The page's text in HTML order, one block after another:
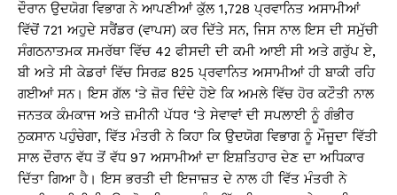
ਦੌਰਾਨ ਉਦਯੋਗ ਵਿਭਾਗ ਨੇ ਆਪਣੀਆਂ ਕੁੱਲ 1,728 ਪ੍ਰਵਾਨਿਤ ਅਸਾਮੀਆਂ
ਵਿੱਚੋਂ 721 ਅਹੁਦੇ ਸਰੈਂਡਰ (ਵਾਪਸ) ਕਰ ਦਿੱਤੇ ਸਨ, ਜਿਸ ਨਾਲ ਇਸ ਦੀ ਸਮੁੱਚੀ
ਸੰਗਠਨਾਤਮਕ ਸਮਰੱਥਾ ਵਿੱਚ 42 ਫੀਸਦੀ ਦੀ ਕਮੀ ਆਈ ਸੀ ਅਤੇ ਗਰੁੱਪ ਏ,
ਬੀ ਅਤੇ ਸੀ ਕੇਡਰਾਂ ਵਿੱਚ ਸਿਰਫ਼ 825 ਪ੍ਰਵਾਨਿਤ ਅਸਾਮੀਆਂ ਹੀ ਬਾਕੀ ਰਹਿ
ਗਈਆਂ ਸਨ। ਇਸ ਗੱਲ ‘ਤੇ ਜ਼ੋਰ ਦਿੰਦੇ ਹੋਏ ਕਿ ਅਮਲੇ ਵਿੱਚ ਹੋਰ ਕਟੌਤੀ ਨਾਲ
ਜਨਤਕ ਕੰਮਕਾਜ ਅਤੇ ਜ਼ਮੀਨੀ ਪੱਧਰ ‘ਤੇ ਸੇਵਾਵਾਂ ਦੀ ਸਪਲਾਈ ਨੂੰ ਗੰਭੀਰ
ਨੁਕਸਾਨ ਪਹੁੰਚੇਗਾ, ਵਿੱਤ ਮੰਤਰੀ ਨੇ ਕਿਹਾ ਕਿ ਉਦਯੋਗ ਵਿਭਾਗ ਨੂੰ ਮੌਜੂਦਾ ਵਿੱਤੀ
ਸਾਲ ਦੌਰਾਨ ਵੱਧ ਤੋਂ ਵੱਧ 97 ਅਸਾਮੀਆਂ ਦਾ ਇਸ਼ਤਿਹਾਰ ਦੇਣ ਦਾ ਅਧਿਕਾਰ
ਦਿੱਤਾ ਗਿਆ ਹੈ। ਇਸ ਭਰਤੀ ਦੀ ਇਜਾਜ਼ਤ ਦੇ ਨਾਲ ਹੀ ਵਿੱਤ ਮੰਤਰੀ ਨੇ